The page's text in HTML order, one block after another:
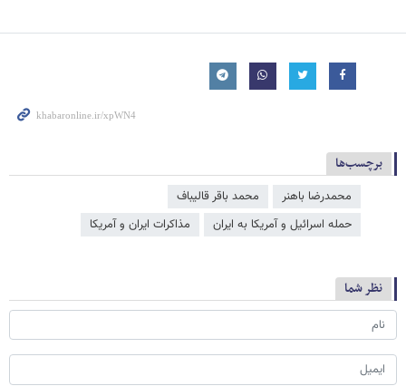
برچسب‌ها
محمدرضا باهنر
محمد باقر قالیباف
حمله اسرائیل و آمریکا به ایران
مذاکرات ایران و آمریکا
نظر شما